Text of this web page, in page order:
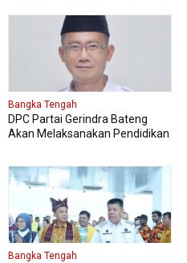
Bangka Tengah
DPC Partai Gerindra Bateng
Akan Melaksanakan Pendidikan
Bangka Tengah